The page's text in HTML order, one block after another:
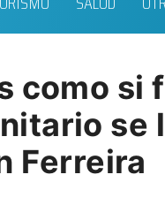
como si
se
Ferreira